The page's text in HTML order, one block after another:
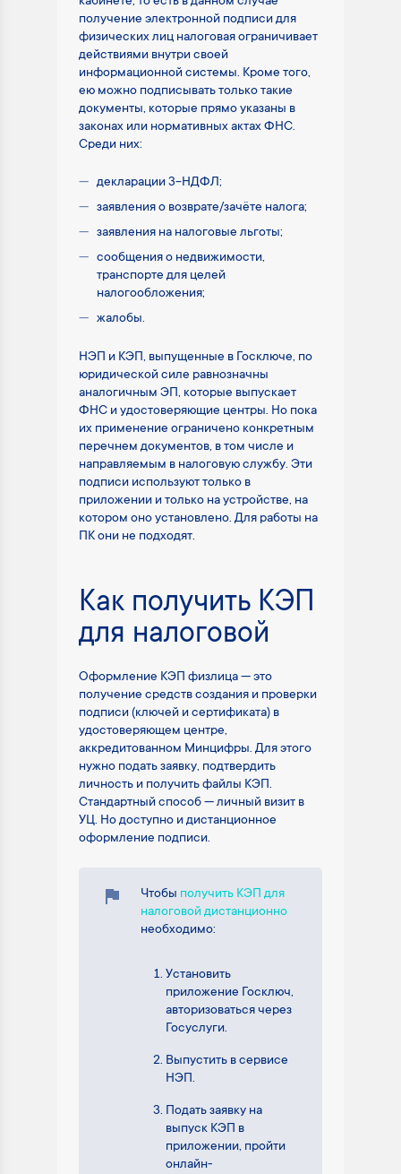
получение электронной подписи для
физических лиц налоговая ограничивает
действиями внутри своей
информационной системы. Кроме того,
ею можно подписывать только такие
документы, которые прямо указаны в
законах или нормативных актах ФНС.
Среди них:
декларации 3-НДФЛ;
заявления о возврате/зачёте налога;
заявления на налоговые льготы;
сообщения о недвижимости,
транспорте для целей
налогообложения;
жалобы.
НЭП и КЭП, выпущенные в Госключе, по
юридической силе равнозначны
аналогичным ЭП, которые выпускает
ФНС и удостоверяющие центры. Но пока
их применение ограничено конкретным
перечнем документов, в том числе и
направляемым в налоговую службу. Эти
подписи используют только в
приложении и только на устройстве, на
котором оно установлено. Для работы на
ПК они не подходят.
Как получить КЭП
для налоговой
Оформление КЭП физлица — это
получение средств создания и проверки
подписи (ключей и сертификата) в
удостоверяющем центре,
аккредитованном Минцифры. Для этого
нужно подать заявку, подтвердить
личность и получить файлы КЭП.
Стандартный способ — личный визит в
УЦ. Но доступно и дистанционное
оформление подписи.
Чтобы получить КЭП для
налоговой дистанционно
необходимо:
Установить
приложение Госключ,
авторизоваться через
Госуслуги.
Выпустить в сервисе
НЭП.
Подать заявку на
выпуск КЭП в
приложении, пройти
онлайн-